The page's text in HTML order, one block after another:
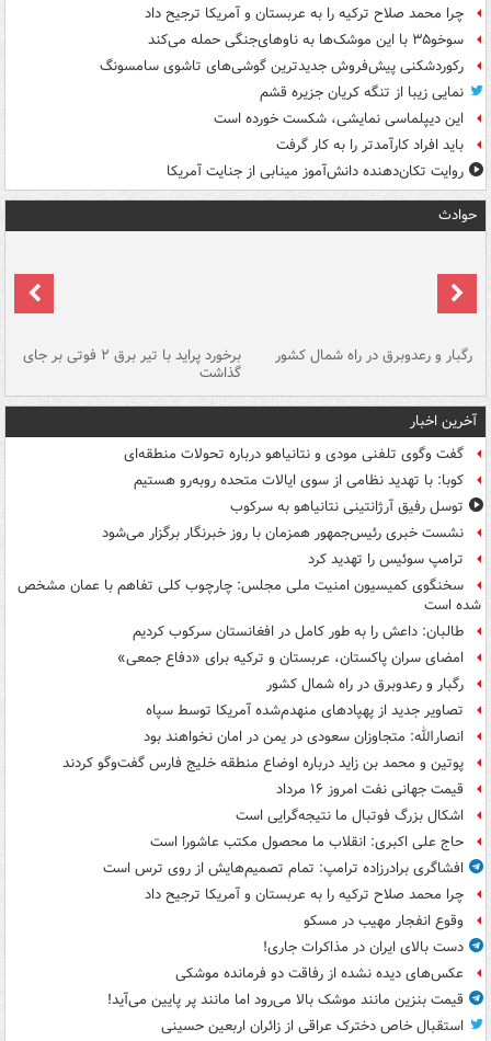
چرا محمد صلاح ترکیه را به عربستان و آمریکا ترجیح داد
سوخو۳۵ با این موشک‌ها به ناوهای‌جنگی حمله می‌کند
رکوردشکنی پیش‌فروش جدیدترین گوشی‌های تاشوی سامسونگ
نمایی زیبا از تنگه کریان جزیره قشم
این دیپلماسی نمایشی، شکست خورده است
باید افراد کارآمدتر را به کار گرفت
روایت تکان‌دهنده دانش‌آموز مینابی از جنایت آمریکا
حوادث
رگبار و رعدوبرق در راه شمال کشور برخورد پراید با تیر برق ۲ فوتی بر جای
گذاشت
آخرین اخبار
گفت وگوی تلفنی مودی و نتانیاهو درباره تحولات منطقه‌ای
کوبا: با تهدید نظامی از سوی ایالات متحده روبه‌رو هستیم
توسل رفیق آرژانتینی نتانیاهو به سرکوب
نشست خبری رئیس‌جمهور همزمان با روز خبرنگار برگزار می‌شود
ترامپ سوئیس را تهدید کرد
سخنگوی کمیسیون امنیت ملی مجلس: چارچوب کلی تفاهم با عمان مشخص
شده است
طالبان: داعش را به طور کامل در افغانستان سرکوب کردیم
امضای سران پاکستان، عربستان و ترکیه برای «دفاع جمعی»
رگبار و رعدوبرق در راه شمال کشور
تصاویر جدید از پهپادهای منهدم‌شده آمریکا توسط سپاه
انصارالله: متجاوزان سعودی در یمن در امان نخواهند بود
پوتین و محمد بن زاید درباره اوضاع منطقه خلیج فارس گفت‌وگو کردند
قیمت جهانی نفت امروز ۱۶ مرداد
اشکال بزرگ فوتبال ما نتیجه‌گرایی است
حاج علی اکبری: انقلاب ما محصول مکتب عاشورا است
افشاگری برادرزاده ترامپ: تمام تصمیم‌هایش از روی ترس است
چرا محمد صلاح ترکیه را به عربستان و آمریکا ترجیح داد
وقوع انفجار مهیب در مسکو
دست بالای ایران در مذاکرات جاری!
عکس‌های دیده نشده از رفاقت دو فرمانده‌ موشکی
قیمت بنزین مانند موشک بالا می‌رود اما مانند پر پایین می‌آید!
استقبال خاص دخترک عراقی از زائران اربعین حسینی